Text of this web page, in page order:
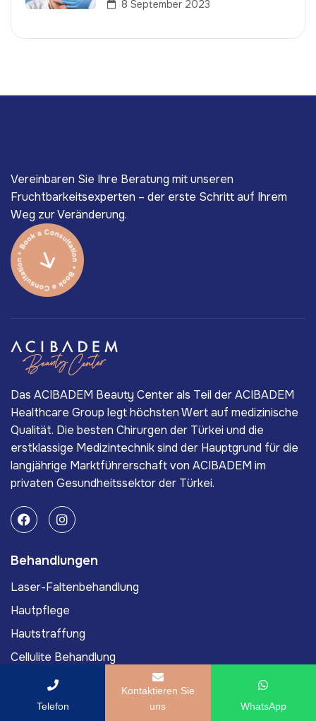
8 September 2023
Vereinbaren Sie Ihre Beratung mit unseren
Fruchtbarkeitsexperten – der erste Schritt auf Ihrem
Weg zur Veränderung.
Das ACIBADEM Beauty Center als Teil der ACIBADEM
Healthcare Group legt höchsten Wert auf medizinische
Qualität. Die besten Chirurgen der Türkei und die
erstklassige Medizintechnik sind der Hauptgrund für die
langjährige Marktführerschaft von ACIBADEM im
privaten Gesundheitssektor der Türkei.
Behandlungen
Laser-Faltenbehandlung
Hautpflege
Hautstraffung
Cellulite Behandlung
Muttermalentfernung
Telefon
Kontaktieren Sie
uns
WhatsApp